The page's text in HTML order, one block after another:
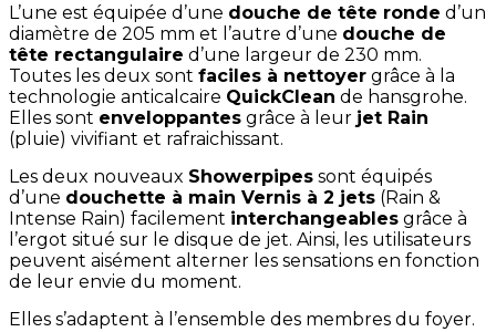
L’une est équipée d’une douche de tête ronde d’un
diamètre de 205 mm et l’autre d’une douche de
tête rectangulaire d’une largeur de 230 mm.
Toutes les deux sont faciles à nettoyer grâce à la
technologie anticalcaire QuickClean de hansgrohe.
Elles sont enveloppantes grâce à leur jet Rain
(pluie) vivifiant et rafraichissant.
Les deux nouveaux Showerpipes sont équipés
d’une douchette à main Vernis à 2 jets (Rain &
Intense Rain) facilement interchangeables grâce à
l’ergot situé sur le disque de jet. Ainsi, les utilisateurs
peuvent aisément alterner les sensations en fonction
de leur envie du moment.
Elles s’adaptent à l’ensemble des membres du foyer.